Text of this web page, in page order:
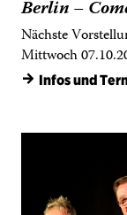
→ Infos und